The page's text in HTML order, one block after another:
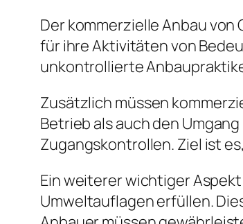
Der kommerzielle Anbau
für ihre Aktivitäten von
unkontrollierte
Zusätzlich müssen
Betrieb als auch den
Zugangskontrollen. Ziel ist
Ein weiterer wichtiger
Umweltauflagen erfüllen.